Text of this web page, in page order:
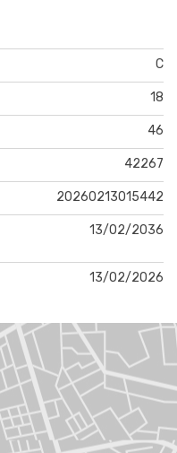
C
18
46
42267
20260213015442
13/02/2036
13/02/2026